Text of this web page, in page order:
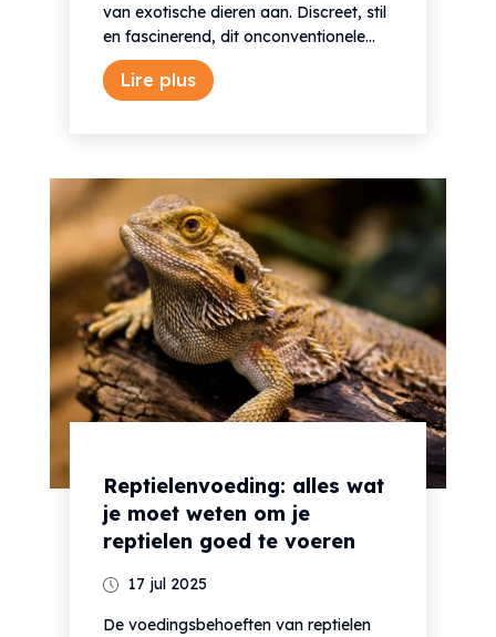
van exotische dieren aan. Discreet, stil
en fascinerend, dit onconventionele...
Lire plus
Reptielenvoeding: alles wat
je moet weten om je
reptielen goed te voeren
17 jul 2025
De voedingsbehoeften van reptielen